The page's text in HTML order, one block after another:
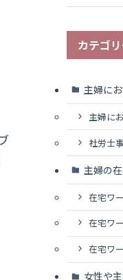
カテゴ
主婦に
主婦に
社労士
主婦の
在宅ワ
在宅ワ
在宅ワ
女性や